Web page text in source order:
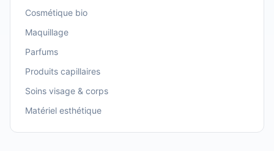
Cosmétique bio
Maquillage
Parfums
Produits capillaires
Soins visage & corps
Matériel esthétique